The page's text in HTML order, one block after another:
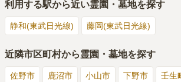
利用する駅から近い霊園・墓地を探す
静和(東武日光線) 藤岡(東武日光線)
近隣市区町村から霊園・墓地を探す
佐野市 鹿沼市 小山市 下野市 壬生